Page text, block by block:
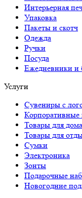
Интерьерная
Упаковка
Пакеты и скотч
Одежда
Ручки
Посуда
Ежедневники и
Услуги
Сувениры с
Корпоративные
Товары для дома
Товары для
Сумки
Электроника
Зонты
Подарочные
Новогодние